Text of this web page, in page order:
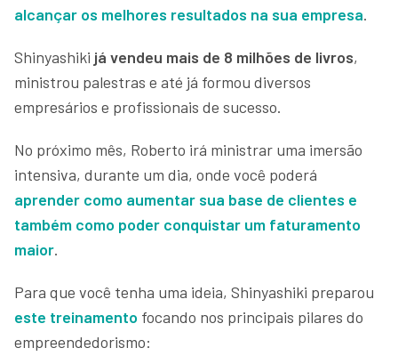
alcançar os melhores resultados na sua empresa.
Shinyashiki já vendeu mais de 8 milhões de livros,
ministrou palestras e até já formou diversos
empresários e profissionais de sucesso.
No próximo mês, Roberto irá ministrar uma imersão
intensiva, durante um dia, onde você poderá
aprender como aumentar sua base de clientes e
também como poder conquistar um faturamento
maior.
Para que você tenha uma ideia, Shinyashiki preparou
este treinamento focando nos principais pilares do
empreendedorismo: